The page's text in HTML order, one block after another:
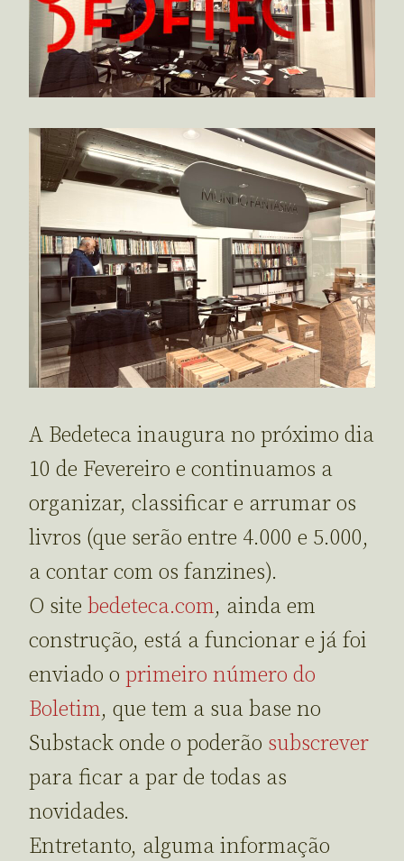
A Bedeteca inaugura no próximo dia
10 de Fevereiro e continuamos a
organizar, classificar e arrumar os
livros (que serão entre 4.000 e 5.000,
a contar com os fanzines).
O site bedeteca.com, ainda em
construção, está a funcionar e já foi
enviado o primeiro número do
Boletim, que tem a sua base no
Substack onde o poderão subscrever
para ficar a par de todas as
novidades.
Entretanto, alguma informação